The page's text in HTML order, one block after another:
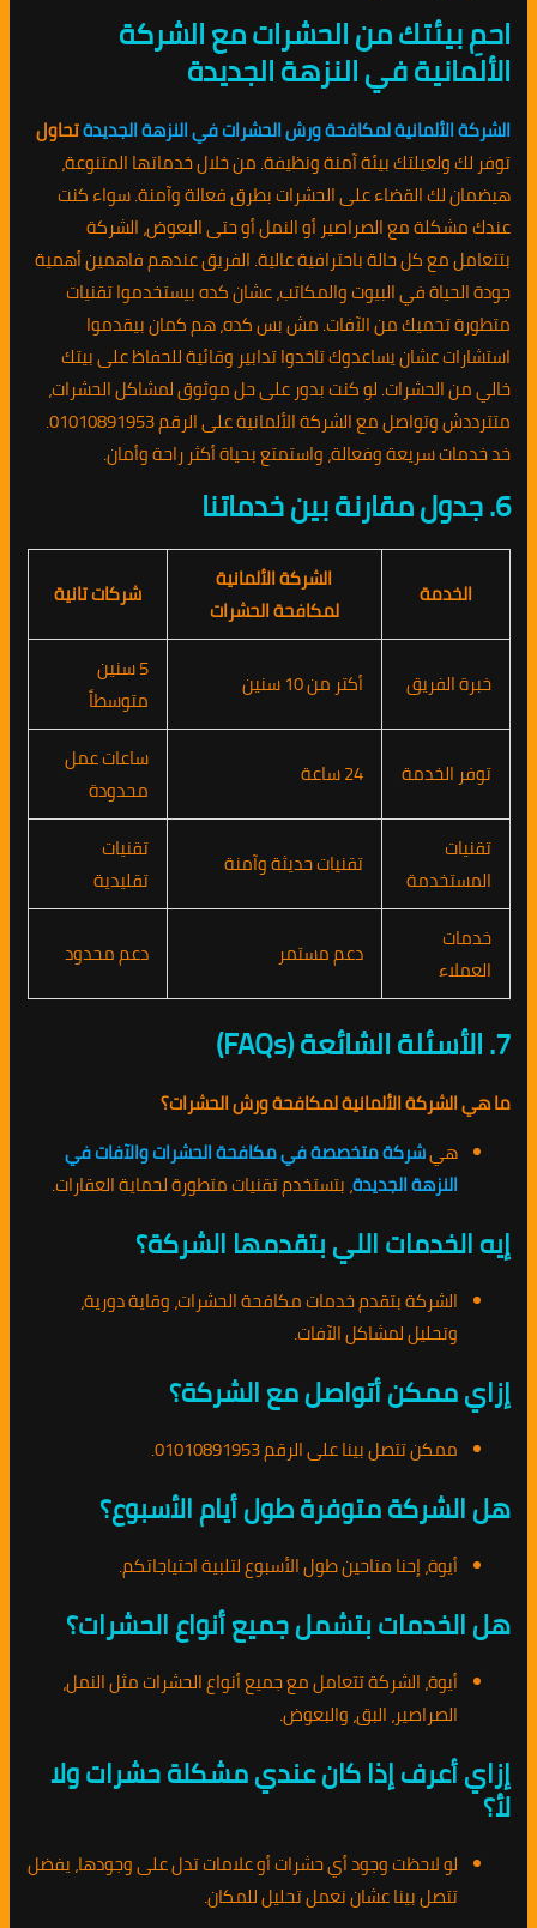
احمِ بيئتك من الحشرات مع الشركة
الألمانية في النزهة الجديدة
الشركة الألمانية لمكافحة ورش الحشرات في النزهة الجديدةتحاول
توفر لك ولعيلتك بيئة آمنة ونظيفة. من خلال خدماتها المتنوعة،
هيضمان لك القضاء على الحشرات بطرق فعالة وآمنة. سواء كنت
عندك مشكلة مع الصراصير أو النمل أو حتى البعوض، الشركة
بتتعامل مع كل حالة باحترافية عالية. الفريق عندهم فاهمين أهمية
جودة الحياة في البيوت والمكاتب، عشان كده بيستخدموا تقنيات
متطورة تحميك من الآفات. مش بس كده، هم كمان بيقدموا
استشارات عشان يساعدوك تاخدوا تدابير وقائية للحفاظ على بيتك
خالي من الحشرات. لو كنت بدور على حل موثوق لمشاكل الحشرات،
متترددش وتواصل مع الشركة الألمانية على الرقم 01010891953.
خد خدمات سريعة وفعالة، واستمتع بحياة أكثر راحة وأمان.
6. جدول مقارنة بين خدماتنا
الخدمة
الشركة الألمانية
لمكافحة الحشرات
شركات تانية
خبرة الفريق أكتر من 10 سنين
5 سنين
متوسطاً
توفر الخدمة 24 ساعة
ساعات عمل
محدودة
تقنيات
المستخدمة
تقنيات حديثة وآمنة
تقنيات
تقليدية
خدمات
العملاء
دعم مستمر دعم محدود
7. الأسئلة الشائعة (FAQs)
ما هي الشركة الألمانية لمكافحة ورش الحشرات؟
هيشركة متخصصة في مكافحة الحشرات والآفات في
النزهة الجديدة، بتستخدم تقنيات متطورة لحماية العقارات.
إيه الخدمات اللي بتقدمها الشركة؟
الشركة بتقدم خدمات مكافحة الحشرات، وقاية دورية،
وتحليل لمشاكل الآفات.
إزاي ممكن أتواصل مع الشركة؟
ممكن تتصل بينا على الرقم 01010891953.
هل الشركة متوفرة طول أيام الأسبوع؟
أيوة، إحنا متاحين طول الأسبوع لتلبية احتياجاتكم.
هل الخدمات بتشمل جميع أنواع الحشرات؟
أيوة، الشركة تتعامل مع جميع أنواع الحشرات مثل النمل،
الصراصير، البق، والبعوض.
إزاي أعرف إذا كان عندي مشكلة حشرات ولا
لأ؟
لو لاحظت وجود أي حشرات أو علامات تدل على وجودها، يفضل
تتصل بينا عشان نعمل تحليل للمكان.